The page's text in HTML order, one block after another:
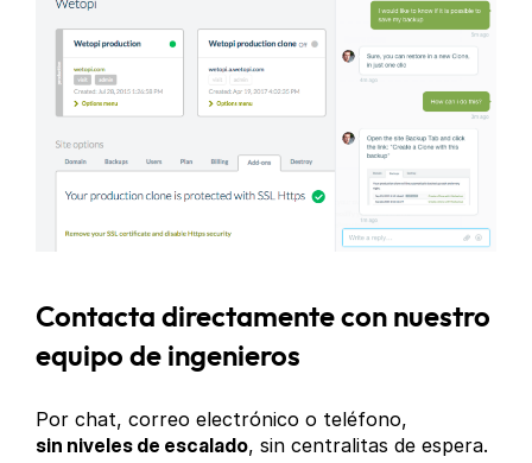
Contacta directamente con nuestro
equipo de ingenieros
Por chat, correo electrónico o teléfono,
sin niveles de escalado, sin centralitas de espera.